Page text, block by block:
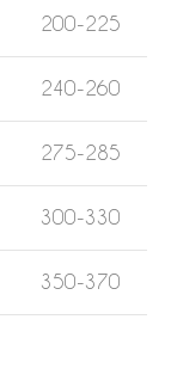
200-225
240-260
275-285
300-330
350-370